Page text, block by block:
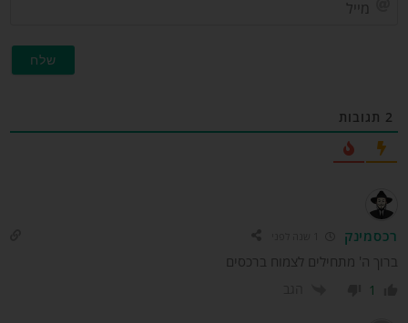
1 שנה לפני
ה' מתחילים לצמוח ברכסים